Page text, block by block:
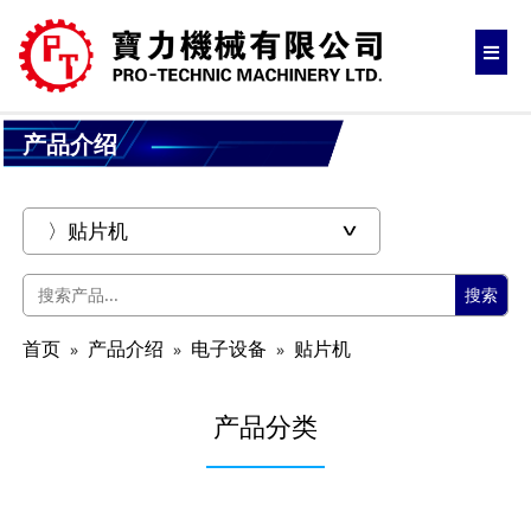
产品介绍
搜索
首页 产品介绍 电子设备 贴片机
产品分类